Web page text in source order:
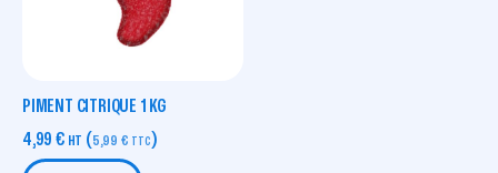
PIMENT CITRIQUE 1 KG
4,99 € HT (5,99 € TTC)